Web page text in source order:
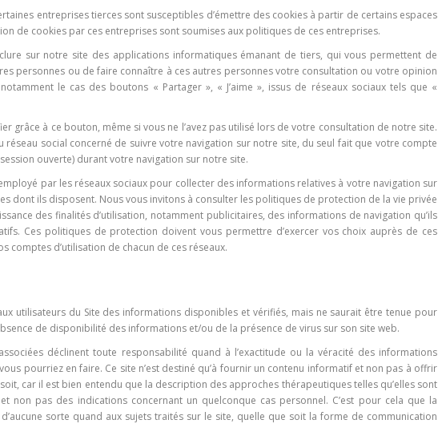
entreprises tierces sont susceptibles d’émettre des cookies à partir de certains espaces
de cookies par ces entreprises sont soumises aux politiques de ces entreprises.
sur notre site des applications informatiques émanant de tiers, qui vous permettent de
personnes ou de faire connaître à ces autres personnes votre consultation ou votre opinion
le cas des boutons « Partager », « J’aime », issus de réseaux sociaux tels que «
grâce à ce bouton, même si vous ne l’avez pas utilisé lors de votre consultation de notre site.
social concerné de suivre votre navigation sur notre site, du seul fait que votre compte
ouverte) durant votre navigation sur notre site.
par les réseaux sociaux pour collecter des informations relatives à votre navigation sur
dont ils disposent. Nous vous invitons à consulter les politiques de protection de la vie privée
des finalités d’utilisation, notamment publicitaires, des informations de navigation qu’ils
Ces politiques de protection doivent vous permettre d’exercer vos choix auprès de ces
comptes d’utilisation de chacun de ces réseaux.
utilisateurs du Site des informations disponibles et vérifiés, mais ne saurait être tenue pour
de disponibilité des informations et/ou de la présence de virus sur son site web.
déclinent toute responsabilité quand à l’exactitude ou la véracité des informations
pourriez en faire. Ce site n’est destiné qu’à fournir un contenu informatif et non pas à offrir
car il est bien entendu que la description des approches thérapeutiques telles qu’elles sont
non pas des indications concernant un quelconque cas personnel. C’est pour cela que la
sorte quand aux sujets traités sur le site, quelle que soit la forme de communication